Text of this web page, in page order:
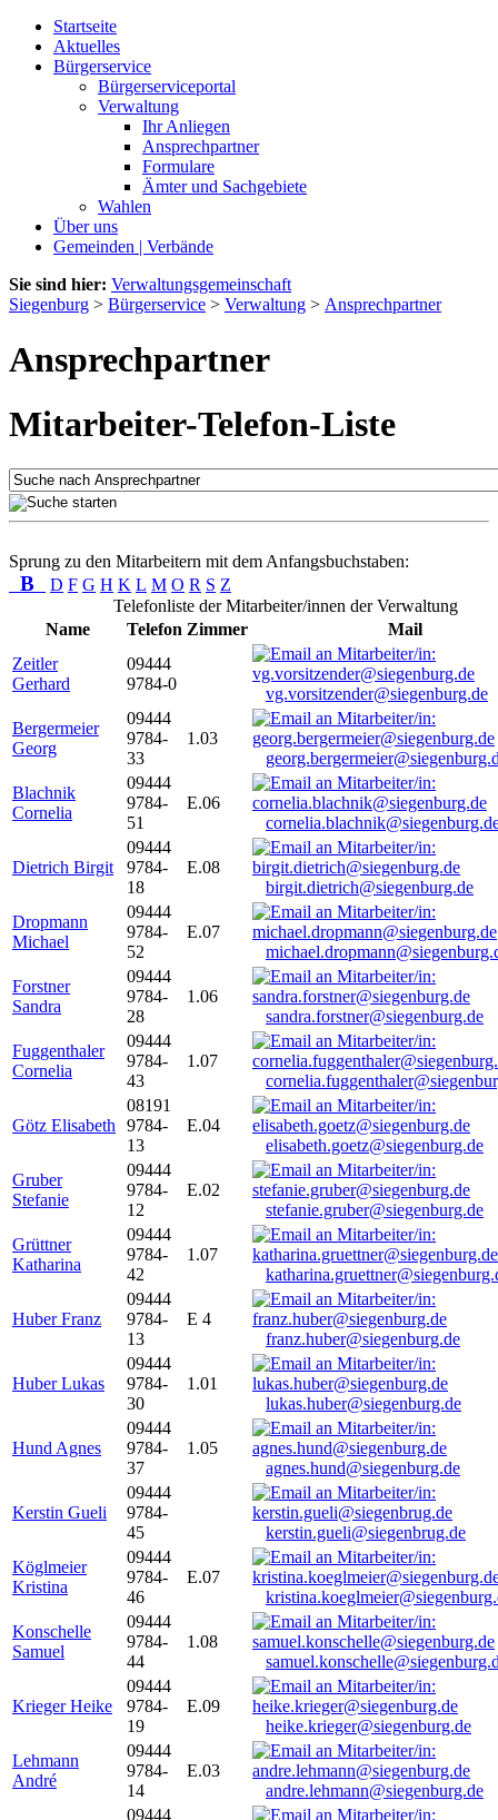
Startseite
Aktuelles
Bürgerservice
Bürgerserviceportal
Verwaltung
Ihr Anliegen
Ansprechpartner
Formulare
Ämter und Sachgebiete
Wahlen
Über uns
Gemeinden | Verbände
Sie sind hier: Verwaltungsgemeinschaft
Siegenburg > Bürgerservice > Verwaltung > Ansprechpartner
Ansprechpartner
Mitarbeiter-Telefon-Liste
Sprung zu den Mitarbeitern mit dem Anfangsbuchstaben:
B D F G H K L M O R S Z
Telefonliste der Mitarbeiter/innen der Verwaltung
Name
Telefon Zimmer
Mail
Zeitler
Gerhard
09444
9784-0
vg.vorsitzender@siegenburg.de
Bergermeier
Georg
09444
9784-
33
1.03
Blachnik
Cornelia
09444
9784-
51
E.06
Dietrich Birgit
09444
9784-
18
E.08
birgit.dietrich@siegenburg.de
Dropmann
Michael
09444
9784-
52
E.07
Forstner
Sandra
09444
9784-
28
1.06
sandra.forstner@siegenburg.de
Fuggenthaler
Cornelia
09444
9784-
43
1.07
Götz Elisabeth
08191
9784-
13
E.04
elisabeth.goetz@siegenburg.de
Gruber
Stefanie
09444
9784-
12
E.02
stefanie.gruber@siegenburg.de
Grüttner
Katharina
09444
9784-
42
1.07
Huber Franz
09444
9784-
13
E 4
franz.huber@siegenburg.de
Huber Lukas
09444
9784-
30
1.01
lukas.huber@siegenburg.de
Hund Agnes
09444
9784-
37
1.05
agnes.hund@siegenburg.de
Kerstin Gueli
09444
9784-
45
kerstin.gueli@siegenbrug.de
Köglmeier
Kristina
09444
9784-
46
E.07
Konschelle
Samuel
09444
9784-
44
1.08
Krieger Heike
09444
9784-
19
E.09
heike.krieger@siegenburg.de
Lehmann
André
09444
9784-
14
E.03
andre.lehmann@siegenburg.de
09444